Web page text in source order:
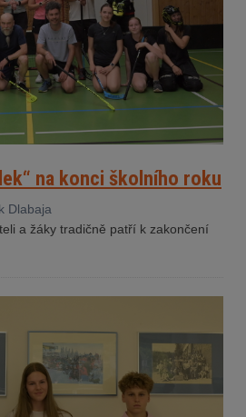
na konci školního roku
Dlabaja
a žáky tradičně patří k zakončení